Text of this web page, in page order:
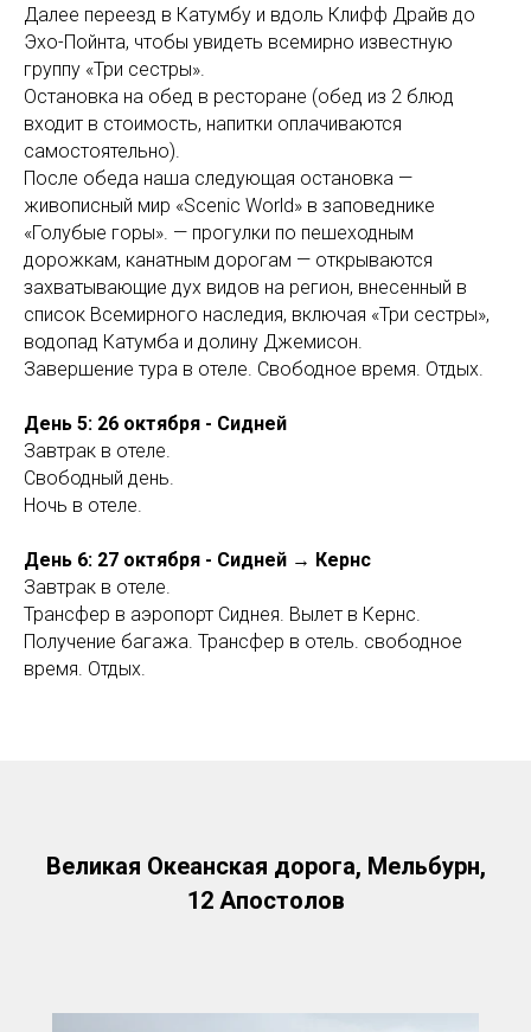
Далее переезд в Катумбу и вдоль Клифф Драйв до
Эхо-Пойнта, чтобы увидеть всемирно известную
группу «Три сестры».
Остановка на обед в ресторане (обед из 2 блюд
входит в стоимость, напитки оплачиваются
самостоятельно).
После обеда наша следующая остановка —
живописный мир «Scenic World» в заповеднике
«Голубые горы». — прогулки по пешеходным
дорожкам, канатным дорогам — открываются
захватывающие дух видов на регион, внесенный в
список Всемирного наследия, включая «Три сестры»,
водопад Катумба и долину Джемисон.
Завершение тура в отеле. Свободное время. Отдых.
День 5: 26 октября - Сидней
Завтрак в отеле.
Свободный день.
Ночь в отеле.
День 6: 27 октября - Сидней → Кернс
Завтрак в отеле.
Трансфер в аэропорт Сиднея. Вылет в Кернс.
Получение багажа. Трансфер в отель. свободное
время. Отдых.
Великая Океанская дорога, Мельбурн,
12 Апостолов